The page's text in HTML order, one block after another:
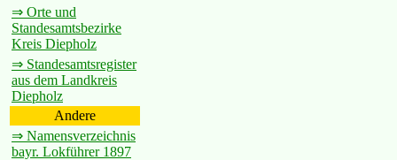
⇒ Orte und
Standesamtsbezirke
Kreis Diepholz
⇒ Standesamtsregister
aus dem Landkreis
Diepholz
Andere
⇒ Namensverzeichnis
bayr. Lokführer 1897